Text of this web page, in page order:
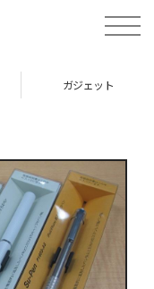
toggle
ガジェット